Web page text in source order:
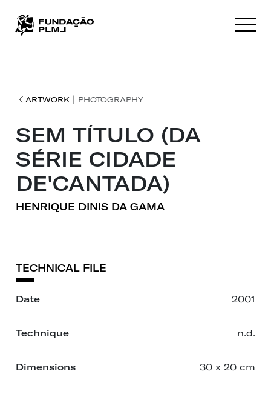
ARTWORK | PHOTOGRAPHY
SEM TÍTULO (DA
SÉRIE CIDADE
DE'CANTADA)
HENRIQUE DINIS DA GAMA
TECHNICAL FILE
Date 2001
Technique n.d.
Dimensions 30 x 20 cm